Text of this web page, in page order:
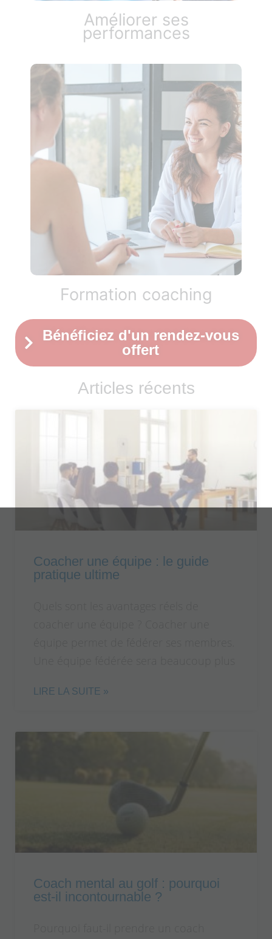
Améliorer ses
performances​
Formation coaching
Bénéficiez d'un rendez-vous
offert
Articles récents
Coacher une équipe : le guide
pratique ultime
LIRE LA SUITE »
Coach mental au golf : pourquoi
est-il incontournable ?